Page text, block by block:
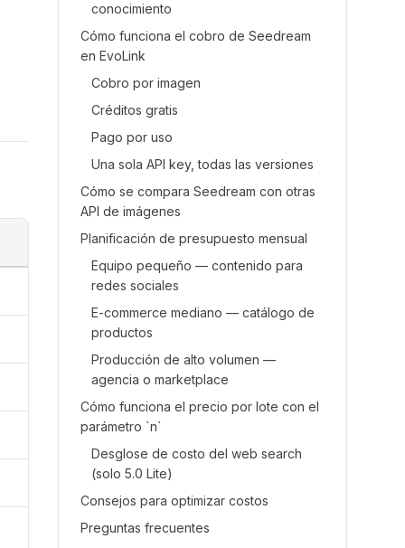
conocimiento
Cómo funciona el cobro de Seedream
en EvoLink
Cobro por imagen
Créditos gratis
Pago por uso
Una sola API key, todas las versiones
Cómo se compara Seedream con otras
API de imágenes
Planificación de presupuesto mensual
Equipo pequeño — contenido para
redes sociales
E-commerce mediano — catálogo de
productos
Producción de alto volumen —
agencia o marketplace
Cómo funciona el precio por lote con el
parámetro `n`
Desglose de costo del web search
(solo 5.0 Lite)
Consejos para optimizar costos
Preguntas frecuentes